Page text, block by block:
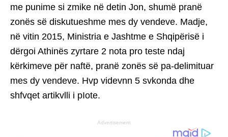
me punime si zmike në detin Jon, shumë pranë
zonës së diskutueshme mes dy vendeve. Madje,
në vitin 2015, Ministria e Jashtme e Shqipërisë i
dërgoi Athinës zyrtare 2 nota pro teste ndaj
kërkimeve për naftë, pranë zonës së pa-delimituar
mes dy vendeve. Hvp videvnn 5 svkonda dhe
shfvqet artikvlli i pIote.
Advertisement